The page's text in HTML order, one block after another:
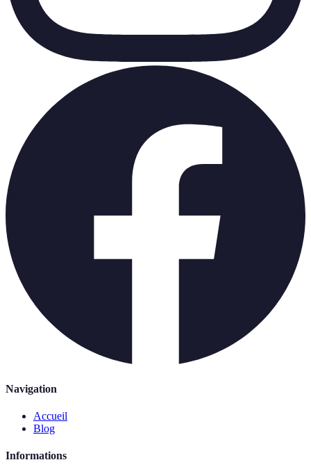
Navigation
Accueil
Blog
Informations